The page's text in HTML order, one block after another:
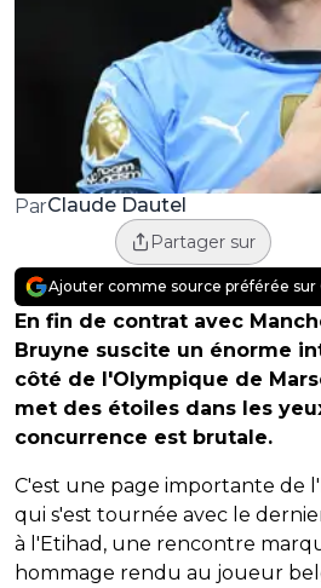
ParClaude Dautel
Partager sur
Ajouter comme source préférée sur
En fin de contrat avec
Bruyne suscite un énorme
côté de l'Olympique de
met des étoiles dans les
concurrence est brutale.
C'est une page importante de
qui s'est tournée avec le
à l'Etihad, une rencontre
hommage rendu au joueur